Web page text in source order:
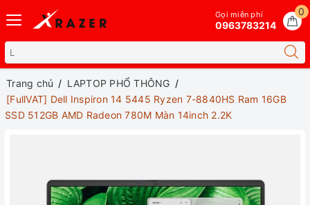
0
Gọi miễn phí
0963783214
Trang chủ
LAPTOP PHỔ THÔNG
[FullVAT] Dell Inspiron 14 5445 Ryzen 7-8840HS Ram 16GB
SSD 512GB AMD Radeon 780M Màn 14inch 2.2K